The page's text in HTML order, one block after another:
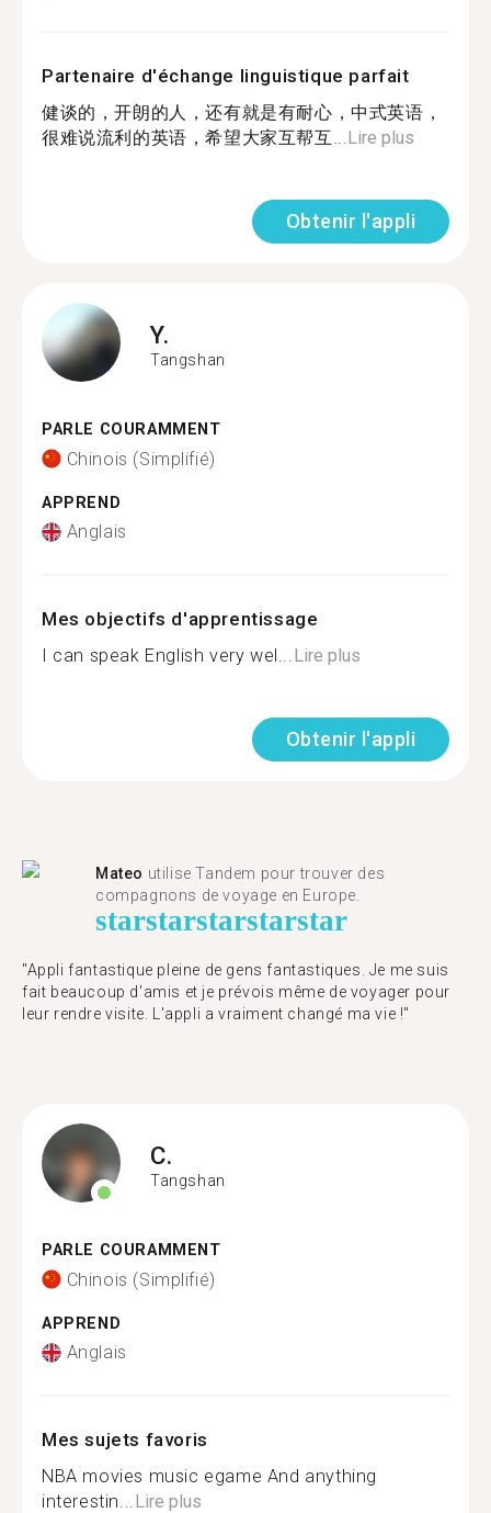
Partenaire d'échange linguistique parfait
健谈的，开朗的人，还有就是有耐心，中式英语，
很难说流利的英语，希望大家互帮互...Lire plus
Obtenir l'appli
Y.
Tangshan
PARLE COURAMMENT
Chinois (Simplifié)
APPREND
Anglais
Mes objectifs d'apprentissage
I can speak English very wel...Lire plus
Obtenir l'appli
Mateo utilise Tandem pour trouver des
compagnons de voyage en Europe.
starstarstarstarstar
"Appli fantastique pleine de gens fantastiques. Je me suis
fait beaucoup d'amis et je prévois même de voyager pour
leur rendre visite. L'appli a vraiment changé ma vie !"
C.
Tangshan
PARLE COURAMMENT
Chinois (Simplifié)
APPREND
Anglais
Mes sujets favoris
NBA movies music egame And anything
interestin...Lire plus